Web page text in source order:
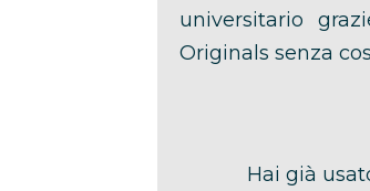
universitario
Originals senza
Hai già